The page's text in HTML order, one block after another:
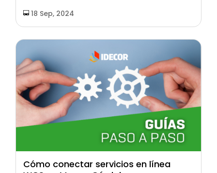
18 Sep, 2024
Cómo conectar servicios en línea